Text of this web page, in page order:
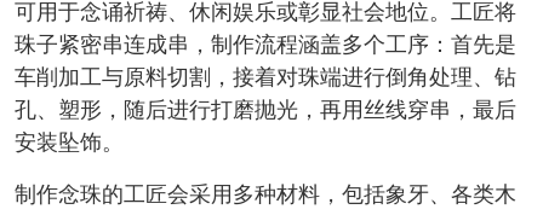
可用于念诵祈祷、休闲娱乐或彰显社会地位。工匠将
珠子紧密串连成串，制作流程涵盖多个工序：首先是
车削加工与原料切割，接着对珠端进行倒角处理、钻
孔、塑形，随后进行打磨抛光，再用丝线穿串，最后
安装坠饰。
制作念珠的工匠会采用多种材料，包括象牙、各类木